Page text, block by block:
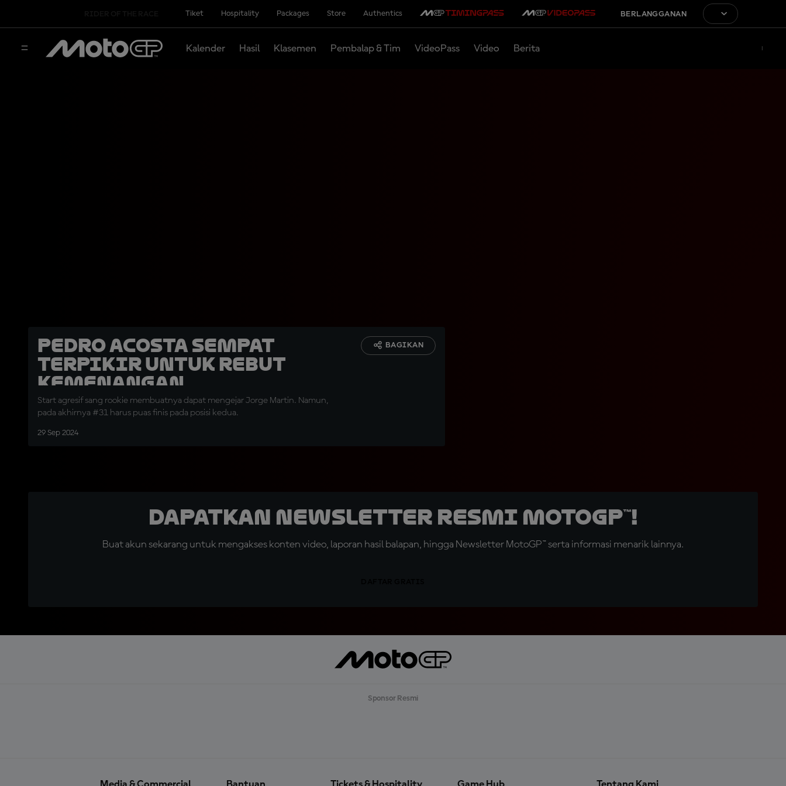
Tiket Hospitality Packages Store Authentics BERLANGGANAN
Kalender Hasil Klasemen Pembalap & Tim VideoPass Video Berita
Pedro Acosta Sempat
Terpikir untuk Rebut
Kemenangan
Start agresif sang rookie membuatnya dapat mengejar Jorge Martin. Namun,
pada akhirnya #31 harus puas finis pada posisi kedua.
29 Sep 2024
BAGIKAN
Dapatkan Newsletter Resmi MotoGP™!
Buat akun sekarang untuk mengakses konten video, laporan hasil balapan, hingga Newsletter MotoGP™ serta informasi menarik lainnya.
Sponsor Resmi